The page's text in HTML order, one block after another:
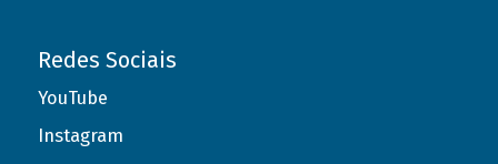
Redes Sociais
YouTube
Instagram